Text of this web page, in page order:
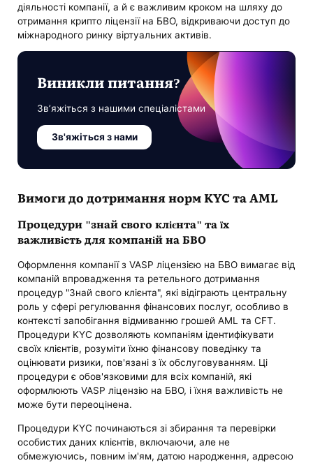
діяльності компанії, а й є важливим кроком на шляху до
отримання крипто ліцензії на БВО, відкриваючи доступ до
міжнародного ринку віртуальних активів.
Виникли питання?
Зв’яжіться з нашими спеціалістами
Зв'яжіться з нами
Вимоги до дотримання норм KYC та AML
Процедури "знай свого клієнта" та їх
важливість для компаній на БВО
Оформлення компанії з VASP ліцензією на БВО вимагає від
компаній впровадження та ретельного дотримання
процедур "Знай свого клієнта", які відіграють центральну
роль у сфері регулювання фінансових послуг, особливо в
контексті запобігання відмиванню грошей AML та CFT.
Процедури KYC дозволяють компаніям ідентифікувати
своїх клієнтів, розуміти їхню фінансову поведінку та
оцінювати ризики, пов'язані з їх обслуговуванням. Ці
процедури є обов'язковими для всіх компаній, які
оформлюють VASP ліцензію на БВО, і їхня важливість не
може бути переоцінена.
Процедури KYC починаються зі збирання та перевірки
особистих даних клієнтів, включаючи, але не
обмежуючись, повним ім'ям, датою народження, адресою